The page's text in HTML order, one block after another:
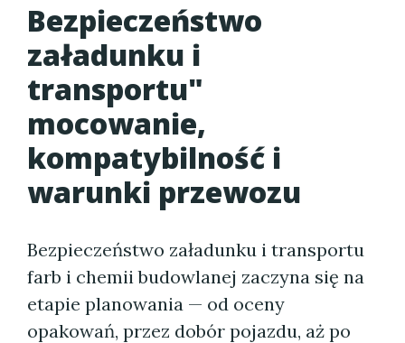
Bezpieczeństwo
załadunku i
transportu"
mocowanie,
kompatybilność i
warunki przewozu
Bezpieczeństwo załadunku i transportu
farb i chemii budowlanej zaczyna się na
etapie planowania — od oceny
opakowań, przez dobór pojazdu, aż po